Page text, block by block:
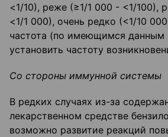
<1/10), реже (≥1/1 000 - <1/100),
<1/1 000), очень редко (<1/10
частота (по имеющимся данным
установить частоту
Со стороны иммунной системы
В редких случаях из-за
лекарственном средстве
возможно развитие реакций